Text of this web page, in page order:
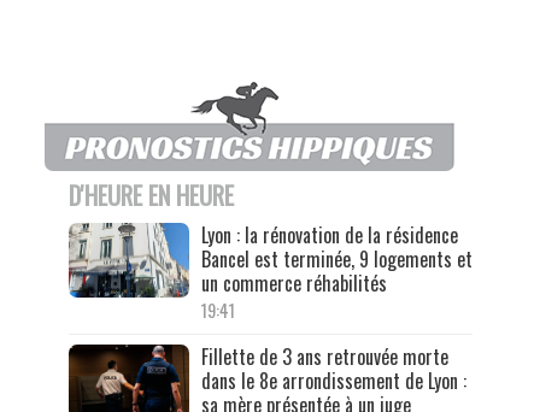
D'HEURE EN HEURE
Lyon : la rénovation de la résidence
Bancel est terminée, 9 logements et
un commerce réhabilités
19:41
Fillette de 3 ans retrouvée morte
dans le 8e arrondissement de Lyon :
sa mère présentée à un juge